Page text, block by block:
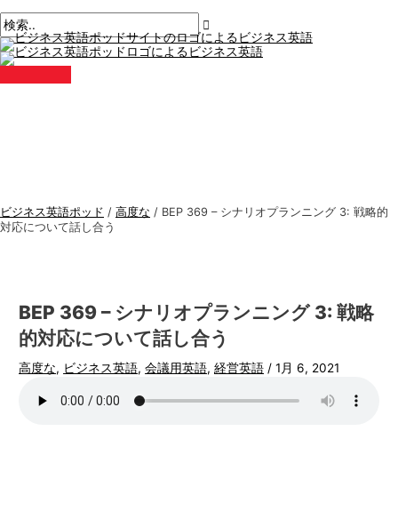
ン
テ
ン
ツ
イ
メ
ニ
ュ
ビジネス英語ポッド / 高度な / BEP 369 – シナリオプランニング 3: 戦略的
対応について話し合う
BEP 369 – シナリオプランニング 3: 戦略
的対応について話し合う
高度な, ビジネス英語,会議用英語,経営英語 /1月 6, 2021
ス
ト
ナ
ビ
こ
に
入
力。.
前
*
メ
ー
ル
*
ビ
ジ
ネ
ス
ク
検
索
す
る